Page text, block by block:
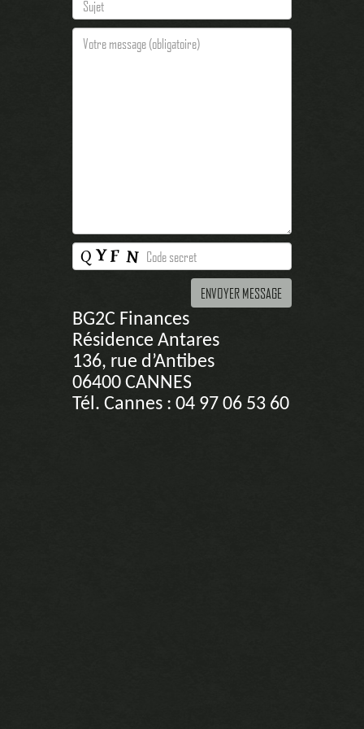
BG2C Finances
Résidence Antares
136, rue d’Antibes
06400 CANNES
Tél. Cannes : 04 97 06 53 60